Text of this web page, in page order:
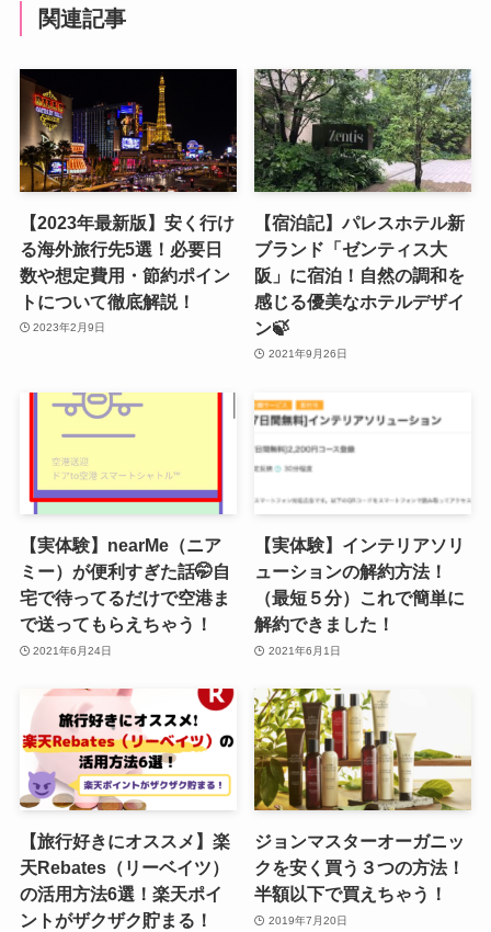
関連記事
【2023年最新版】安く行け
る海外旅行先5選！必要日
数や想定費用・節約ポイン
トについて徹底解説！
2023年2月9日
【宿泊記】パレスホテル新
ブランド「ゼンティス大
阪」に宿泊！自然の調和を
感じる優美なホテルデザイ
ン🍃
2021年9月26日
【実体験】nearMe（ニア
ミー）が便利すぎた話🤭自
宅で待ってるだけで空港ま
で送ってもらえちゃう！
2021年6月24日
【実体験】インテリアソリ
ューションの解約方法！
（最短５分）これで簡単に
解約できました！
2021年6月1日
【旅行好きにオススメ】楽
天Rebates（リーベイツ）
の活用方法6選！楽天ポイ
ントがザクザク貯まる！
ジョンマスターオーガニッ
クを安く買う３つの方法！
半額以下で買えちゃう！
2019年7月20日